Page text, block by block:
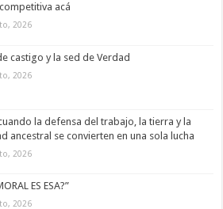
acá
2026
castigo y la sed de Verdad
2026
la defensa del trabajo, la tierra y la
ancestral se convierten en una sola lucha
2026
ES ESA?”
2026